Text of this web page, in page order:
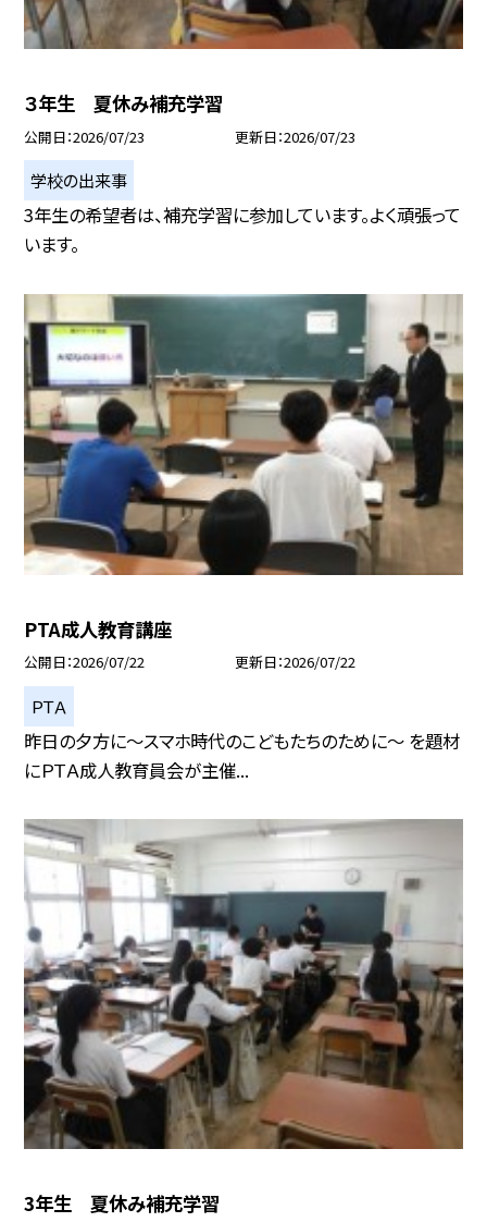
３年生 夏休み補充学習
公開日 2026/07/23 更新日 2026/07/23
学校の出来事
3年生の希望者は、補充学習に参加しています。よく頑張って
います。
PTA成人教育講座
公開日 2026/07/22 更新日 2026/07/22
ＰＴＡ
昨日の夕方に～スマホ時代のこどもたちのために～ を題材
にＰＴＡ成人教育員会が主催...
3年生 夏休み補充学習